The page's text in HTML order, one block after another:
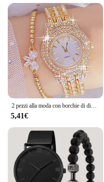
2 pezzi alla moda con borchie di diamanti in vera lega per unghie Set orologio da polso al quarzo per orologi da donna
5,41€